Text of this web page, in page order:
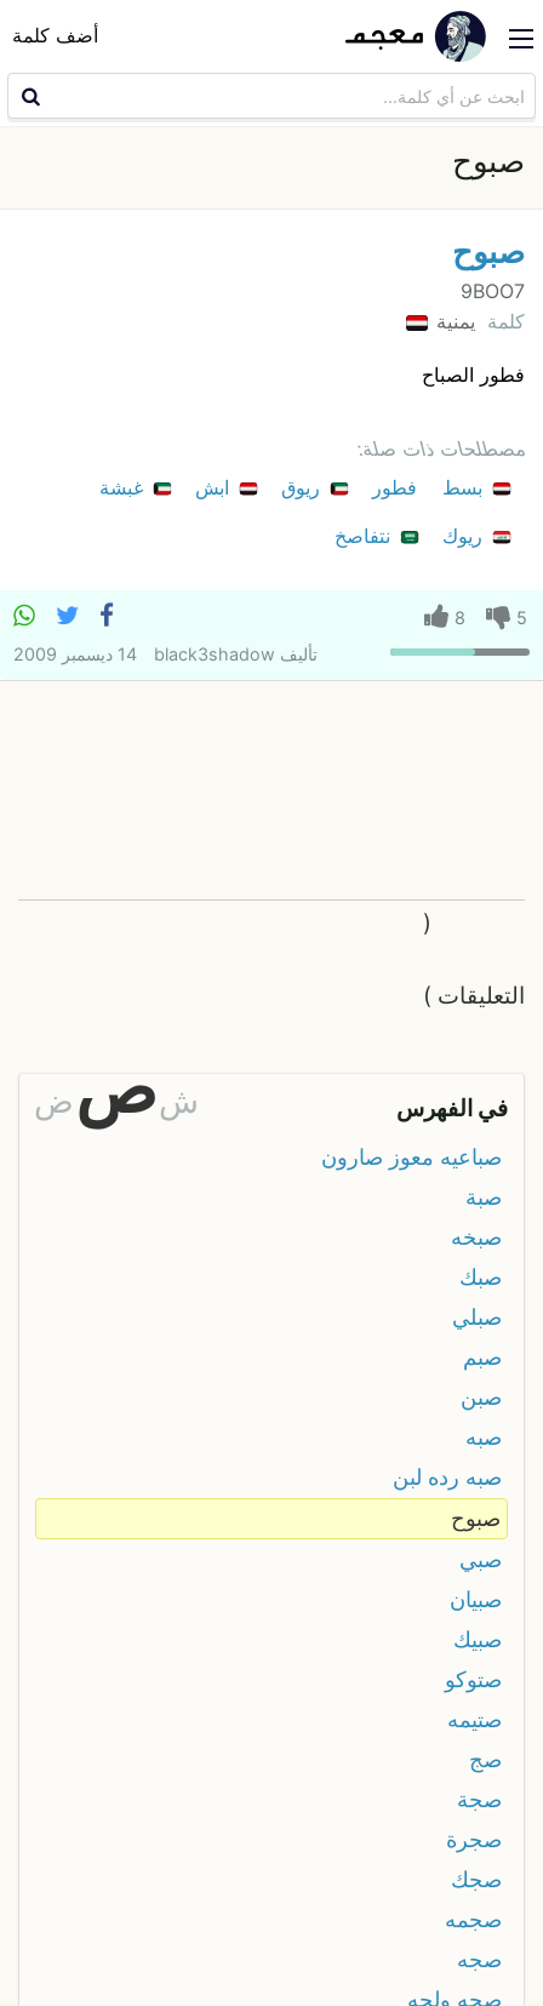
أضف كلمة
صبوح
صبوح
9BOO7
كلمة يمنية
فطور الصباح
مصطلحات ذات صلة:
بسط
فطور ريوق ابش
غبشة
ريوك
نتفاصخ
5
8
تأليف black3shadow 14 ديسمبر 2009
التعليقات
(
)
في الفهرس شصض
صباعيه معوز صارون
صبة
صبخه
صبك
صبلي
صبم
صبن
صبه
صبه رده لبن
صبوح
صبي
صبيان
صبيك
صتوكو
صتيمه
صج
صجة
صجرة
صجك
صجمه
صجه
صجه ولجه